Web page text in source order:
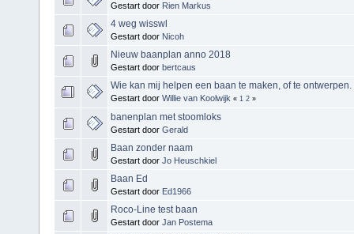
Gestart door Rien Markus
4 weg wisswl
Gestart door Nicoh
Nieuw baanplan anno 2018
Gestart door bertcaus
Wie kan mij helpen een baan te maken, of te ontwerpen.
Gestart door Willie van Koolwijk « 1 2 »
banenplan met stoomloks
Gestart door Gerald
Baan zonder naam
Gestart door Jo Heuschkiel
Baan Ed
Gestart door Ed1966
Roco-Line test baan
Gestart door Jan Postema